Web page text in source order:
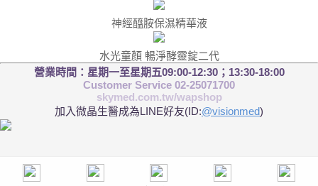
神經醯胺保濕精華液
水光童顏 暢淨酵靈錠二代
營業時間：星期一至星期五09:00-12:30；13:30-18:00
Customer Service 02-25071700
skymed.com.tw/wapshop
加入微晶生醫成為LINE好友(ID:@visionmed)